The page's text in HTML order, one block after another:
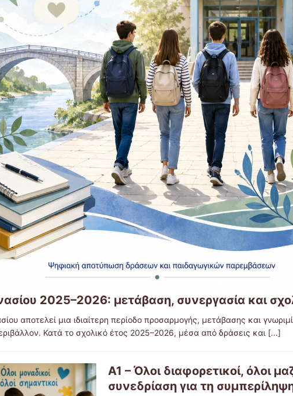
2025–2026: μετάβαση, συνεργασία και
αποτελεί μια ιδιαίτερη περίοδο προσαρμογής, μετάβασης και
Κατά το σχολικό έτος 2025–2026, μέσα από δράσεις και [...]
Α1 – Όλοι διαφορετικοί, όλοι
συνεδρίαση για τη